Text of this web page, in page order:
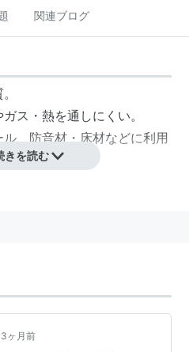
関連ブログ
ス・熱を通しにくい。
、防音材・床材などに利用
きを読む
3ヶ月前